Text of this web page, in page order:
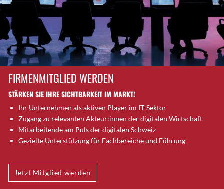
Burgdorf
Bäretswil
Bülach
Cazis
Cham
Chur
Crissier
Davos Platz
Dietikon
Dietlikon
FIRMENMITGLIED WERDEN
STÄRKEN SIE IHRE SICHTBARKEIT IM MARKT!
Ihr Unternehmen als aktiven Player im IT-Sektor
Zugang zu relevanten Akteur:innen der digitalen Wirtschaft
Mitarbeitende am Puls der digitalen Schweiz
Gezielte Unterstützung für Fachbereiche und Führung
Jetzt Mitglied werden